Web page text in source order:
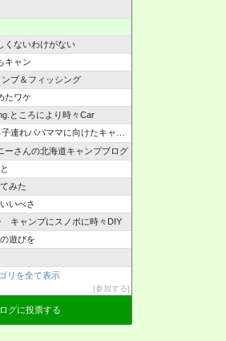
くないわけがない
キャン
プ＆フィッシング
たワケ
ところにより時々Car
パママに向けたキャンプ情報の発信
ーさんの北海道キャンプブログ
みた
いべさ
キャンプにスノボに時々DIY
遊びを
リを全て表示
参加する
グに投票する